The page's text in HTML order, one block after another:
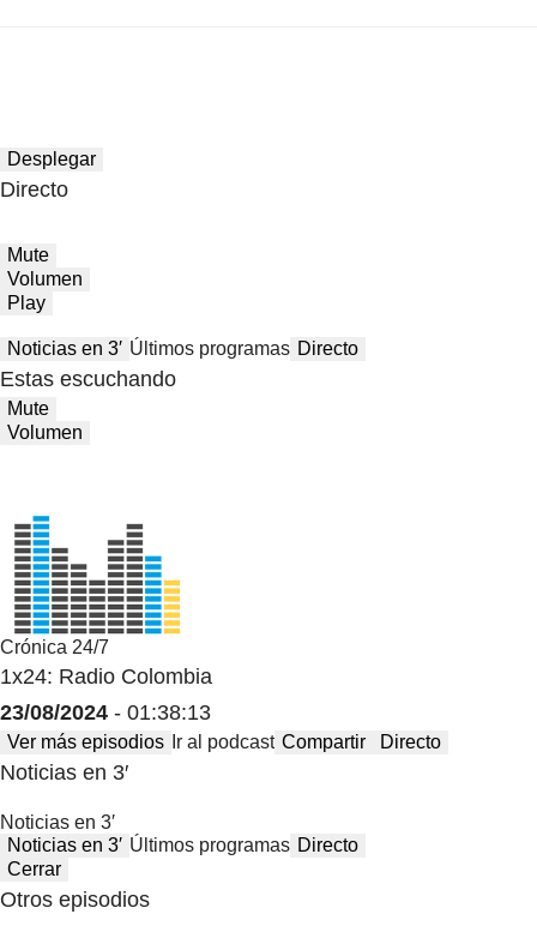
Desplegar
Directo
Mute
Volumen
Play
Noticias en 3′ Últimos programas Directo
Estas escuchando
Mute
Volumen
Crónica 24/7
1x24: Radio Colombia
23/08/2024 - 01:38:13
Ver más episodios Ir al podcast Compartir Directo
Noticias en 3′
Noticias en 3′
Noticias en 3′ Últimos programas Directo
Cerrar
Otros episodios